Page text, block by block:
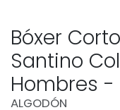
Bóxer
Santino
Hombres -
ALGODÓN